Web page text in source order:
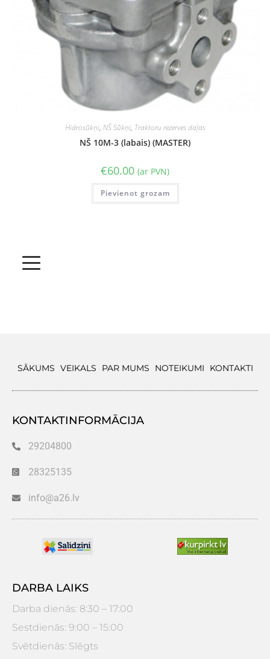
Hidrosūkņi, NŠ Sūkņi, Traktoru rezerves daļas
NŠ 10M-3 (labais) (MASTER)
€60.00 (ar PVN)
Pievienot grozam
SĀKUMS VEIKALS PAR MUMS NOTEIKUMI KONTAKTI
KONTAKTINFORMĀCIJA
29204800
28325135
info@a26.lv
DARBA LAIKS
Darba dienās: 8:30 – 17:00
Sestdienās: 9:00 – 15:00
Svētdienās: Slēgts